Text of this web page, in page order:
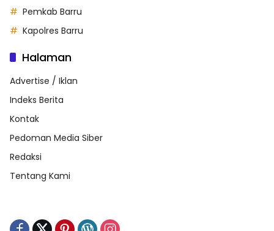
Pemkab Barru
Kapolres Barru
Halaman
Advertise / Iklan
Indeks Berita
Kontak
Pedoman Media Siber
Redaksi
Tentang Kami